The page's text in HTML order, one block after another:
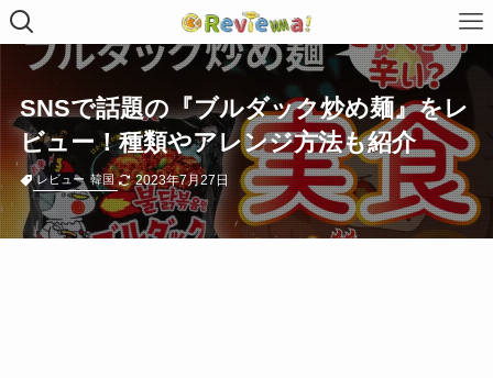
SNSで話題の『ブルダック炒め麺』をレ
ビュー！種類やアレンジ方法も紹介
レビュー 韓国 2023年7月27日